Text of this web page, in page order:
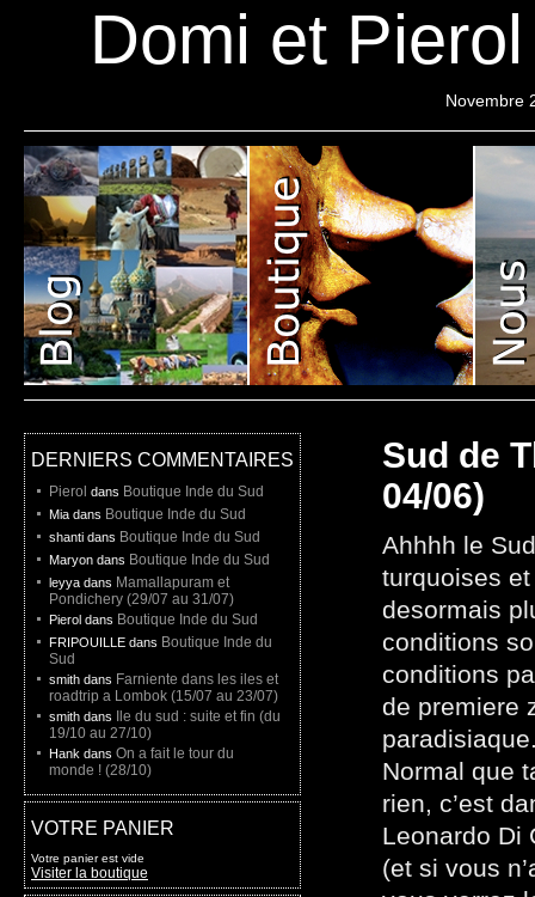
Domi et
Novembre
Projet
Sud de
04/06)
Ahhhh le
turquoises
desormais
conditions
conditions
de premiere
Normal que
rien, c’est
Leonardo Di
(et si vous
DERNIERS COMMENTAIRES
Pierol dans Boutique Inde du Sud
Mia dans Boutique Inde du Sud
shanti dans Boutique Inde du Sud
Maryon dans Boutique Inde du Sud
leyya dans Mamallapuram et
Pondichery (29/07 au 31/07)
Pierol dans Boutique Inde du Sud
FRIPOUILLE dans Boutique Inde du
Sud
smith dans Farniente dans les iles et
roadtrip a Lombok (15/07 au 23/07)
smith dans
Ile du sud : suite et fin (du
19/10 au 27/10)
Hank dans On a fait le tour du
monde ! (28/10)
VOTRE PANIER
Votre panier est vide
Visiter la boutique